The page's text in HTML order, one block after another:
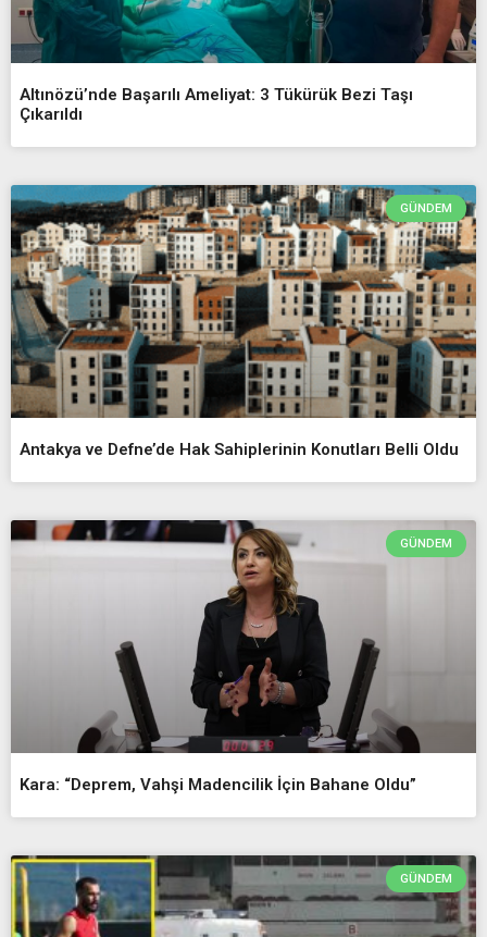
Altınözü’nde Başarılı Ameliyat: 3 Tükürük Bezi Taşı
Çıkarıldı
GÜNDEM
Antakya ve Defne’de Hak Sahiplerinin Konutları Belli Oldu
GÜNDEM
Kara: “Deprem, Vahşi Madencilik İçin Bahane Oldu”
GÜNDEM